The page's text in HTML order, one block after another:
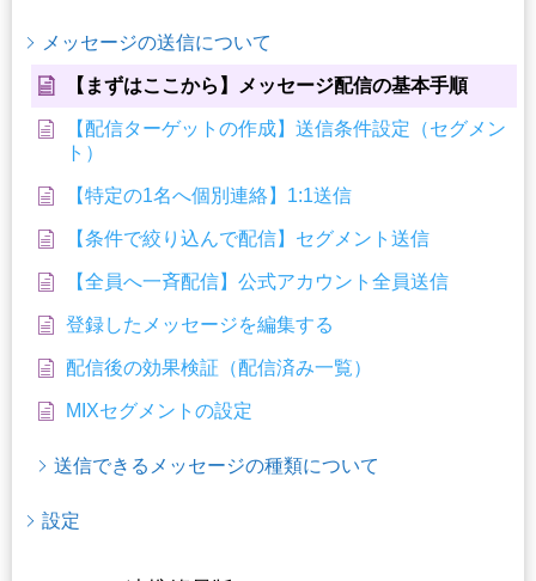
メッセージの送信について
【まずはここから】メッセージ配信の基本手順
【配信ターゲットの作成】送信条件設定（セグメン
ト）
【特定の1名へ個別連絡】1:1送信
【条件で絞り込んで配信】セグメント送信
【全員へ一斉配信】公式アカウント全員送信
登録したメッセージを編集する
配信後の効果検証（配信済み一覧）
MIXセグメントの設定
送信できるメッセージの種類について
設定